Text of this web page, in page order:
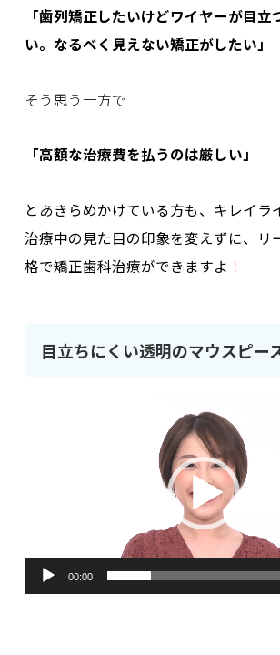
「歯列矯正したいけどワイヤーが目立
い。なるべく見えない矯正がしたい」
そう思う一方で
「高額な治療費を払うのは厳しい」
とあきらめかけている方も、 キレイラ
治療中の見た目の印象を変えずに、リ
格で矯正歯科治療ができますよ ！
目立ちにくい透明のマウスピー
00:00